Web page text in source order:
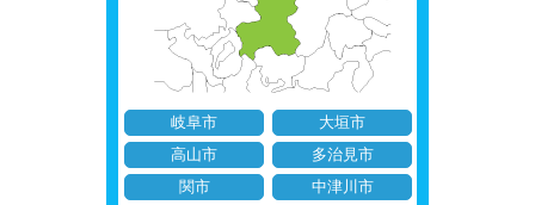
岐阜市
大垣市
高山市
多治見市
関市
中津川市